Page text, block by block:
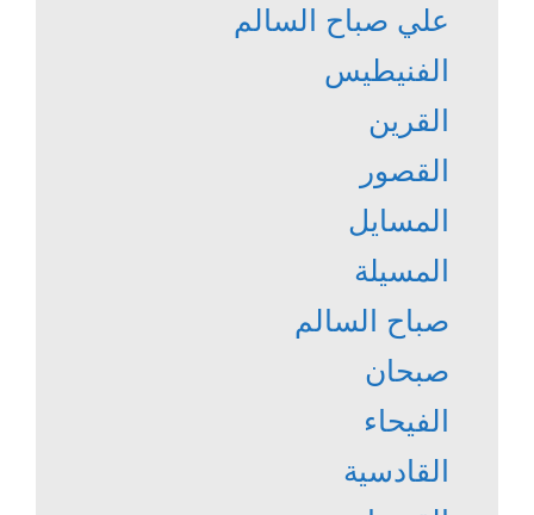
علي صباح السالم
الفنيطيس
القرين
القصور
المسايل
المسيلة
صباح السالم
صبحان
الفيحاء
القادسية